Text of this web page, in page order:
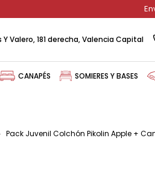
Y Valero, 181 derecha, Valencia Capital
CANAPÉS SOMIERES Y BASES
Pack Juvenil Colchón Pikolin Apple +